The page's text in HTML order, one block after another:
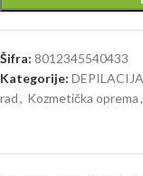
Šifra: 8012345540433
Kategorije: DEPILACIJA
rad, Kozmetička oprema,